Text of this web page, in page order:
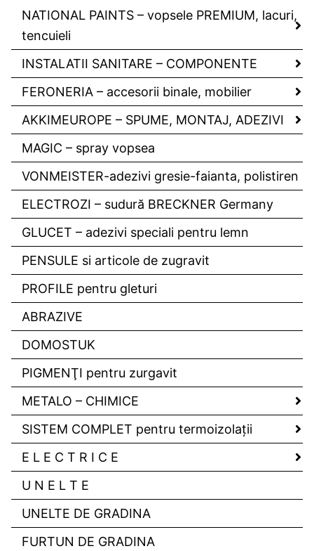
NATIONAL PAINTS – vopsele PREMIUM, lacuri,
tencuieli
INSTALATII SANITARE – COMPONENTE
FERONERIA – accesorii binale, mobilier
AKKIMEUROPE – SPUME, MONTAJ, ADEZIVI
MAGIC – spray vopsea
VONMEISTER-adezivi gresie-faianta, polistiren
ELECTROZI – sudură BRECKNER Germany
GLUCET – adezivi speciali pentru lemn
PENSULE si articole de zugravit
PROFILE pentru gleturi
ABRAZIVE
DOMOSTUK
PIGMENŢI pentru zurgavit
METALO – CHIMICE
SISTEM COMPLET pentru termoizolaţii
E L E C T R I C E
U N E L T E
UNELTE DE GRADINA
FURTUN DE GRADINA